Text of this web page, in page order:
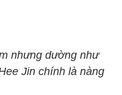
nhưng dường như
Jin chính là nàng